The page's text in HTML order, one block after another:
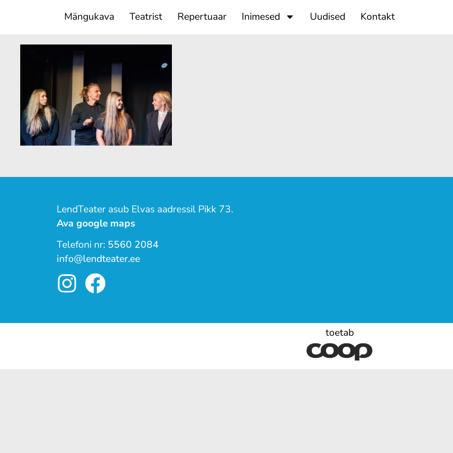
Mängukava Teatrist Repertuaar Inimesed Uudised Kontakt
LendTeater asub Elvas aadressil Pikk 73.
Ava google maps
Telefoni nr: 5560 2084
info@lendteater.ee
toetab